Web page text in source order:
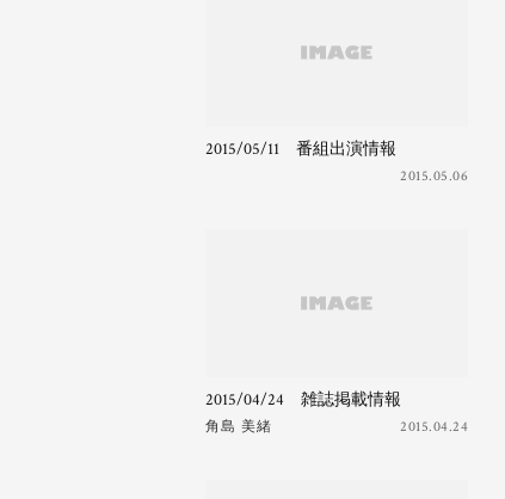
2015/05/11 番組出演情報
2015.05.06
2015/04/24 雑誌掲載情報
角島 美緒 2015.04.24